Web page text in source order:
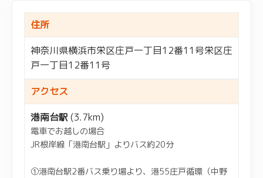
住所
神奈川県横浜市栄区庄戸一丁目12番11号栄区庄
戸一丁目12番11号
アクセス
港南台駅 (3.7km)
電車でお越しの場合
JR根岸線「港南台駅」よりバス約20分
①港南台駅2番バス乗り場より、港55庄戸循環（中野